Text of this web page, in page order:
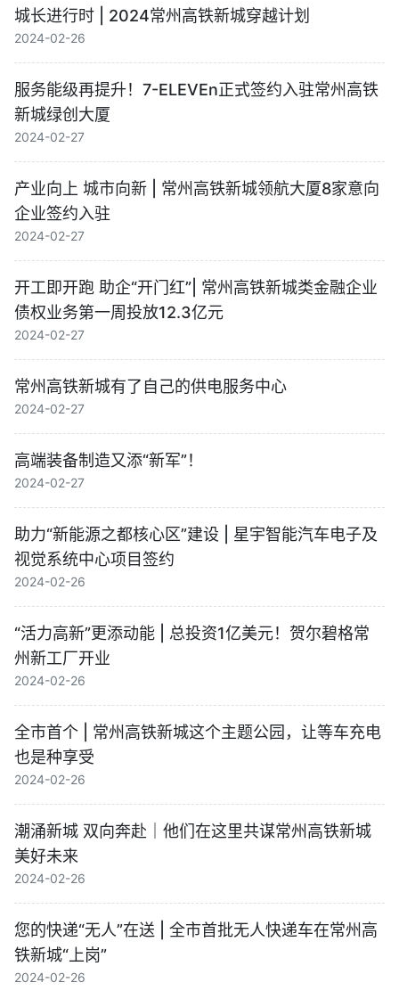
城长进行时 | 2024常州高铁新城穿越计划
2024-02-26
服务能级再提升！7-ELEVEn正式签约入驻常州高铁
新城绿创大厦
2024-02-27
产业向上 城市向新 | 常州高铁新城领航大厦8家意向
企业签约入驻
2024-02-27
开工即开跑 助企“开门红”| 常州高铁新城类金融企业
债权业务第一周投放12.3亿元
2024-02-27
常州高铁新城有了自己的供电服务中心
2024-02-27
高端装备制造又添“新军”！
2024-02-27
助力“新能源之都核心区”建设 | 星宇智能汽车电子及
视觉系统中心项目签约
2024-02-26
“活力高新”更添动能 | 总投资1亿美元！贺尔碧格常
州新工厂开业
2024-02-26
全市首个 | 常州高铁新城这个主题公园，让等车充电
也是种享受
2024-02-26
潮涌新城 双向奔赴｜他们在这里共谋常州高铁新城
美好未来
2024-02-26
您的快递“无人”在送 | 全市首批无人快递车在常州高
铁新城“上岗”
2024-02-26